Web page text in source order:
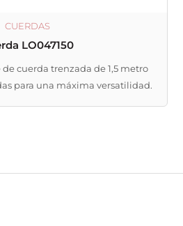
CUERDAS
LO047150
cuerda trenzada de 1,5 metro
para una máxima versatilidad.